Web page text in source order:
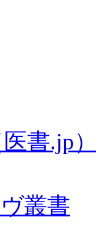
書.jp
叢書